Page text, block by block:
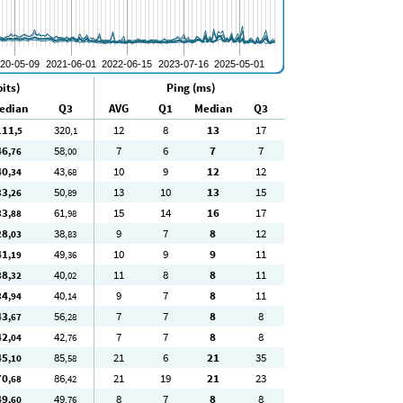
Ping (ms)
Q3 AVG Q1 Median
Q3
,5 320,1 12 8 13
17
,76 58,00 7 6 7
7
,34 43,68 10 9 12
12
,26 50,89 13 10 13
15
,88 61,98 15 14 16
17
,03 38,83 9 7 8
12
,19 49,36 10 9 9
11
,32 40,02 11 8 8
11
,94 40,14 9 7 8
11
,67 56,28 7 7 8
8
,04 42,76 7 7 8
8
,10 85,58 21 6 21
35
,68 86,42 21 19 21
23
,60 49,76 8 7 8 8